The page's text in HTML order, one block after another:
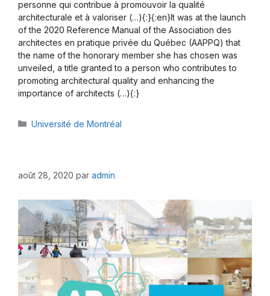
personne qui contribue à promouvoir la qualité
architecturale et à valoriser (…){:}{:en}It was at the launch
of the 2020 Reference Manual of the Association des
architectes en pratique privée du Québec (AAPPQ) that
the name of the honorary member she has chosen was
unveiled, a title granted to a person who contributes to
promoting architectural quality and enhancing the
importance of architects (…){:}
Catégories
Université de Montréal
août 28, 2020 par admin